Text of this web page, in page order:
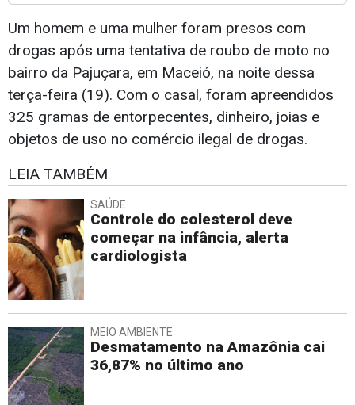
Um homem e uma mulher foram presos com
drogas após uma tentativa de roubo de moto no
bairro da Pajuçara, em Maceió, na noite dessa
terça-feira (19). Com o casal, foram apreendidos
325 gramas de entorpecentes, dinheiro, joias e
objetos de uso no comércio ilegal de drogas.
LEIA TAMBÉM
SAÚDE
Controle do colesterol deve
começar na infância, alerta
cardiologista
MEIO AMBIENTE
Desmatamento na Amazônia cai
36,87% no último ano